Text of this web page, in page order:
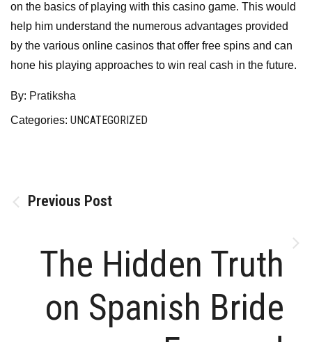
on the basics of playing with this casino game. This would
help him understand the numerous advantages provided
by the various online casinos that offer free spins and can
hone his playing approaches to win real cash in the future.
By: Pratiksha
Categories: UNCATEGORIZED
Post
Previous Post
The Hidden Truth
on Spanish Bride